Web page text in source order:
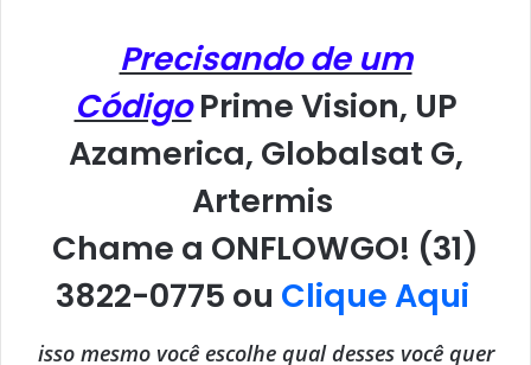
Precisando de um
Código Prime Vision, UP
Azamerica, Globalsat G,
Artermis
Chame a ONFLOWGO! (31)
3822-0775 ou Clique Aqui
isso mesmo você escolhe qual desses você quer